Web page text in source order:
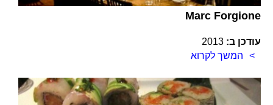
Marc Forgione
עודכן ב: 2013
המשך לקרוא